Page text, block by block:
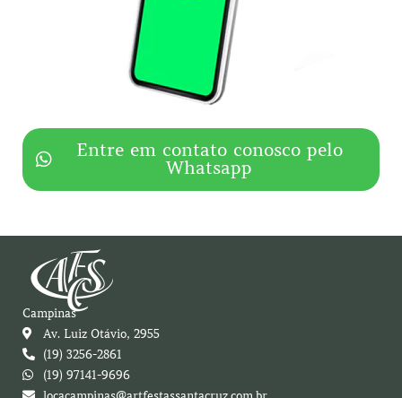
Entre em contato conosco pelo
Whatsapp
Campinas
Av. Luiz Otávio, 2955
(19) 3256-2861
(19) 97141-9696